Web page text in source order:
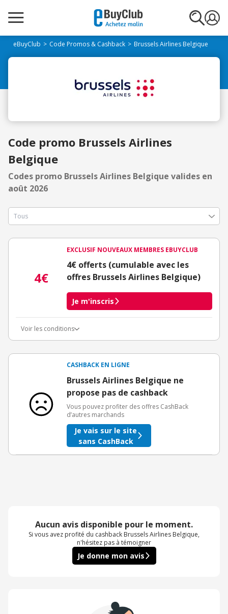
eBuyClub Code Promos & Cashback Brussels Airlines Belgique
Code promo Brussels Airlines
Belgique
Codes promo Brussels Airlines Belgique valides en
août 2026
4€
EXCLUSIF NOUVEAUX MEMBRES EBUYCLUB
4€ offerts (cumulable avec les
offres Brussels Airlines Belgique)
Je m'inscris
Voir les conditions
3€ de bienvenue crédités immédiatement + 1€ supplémentaire
Offre réservée à une toute première inscription chez eBuyClub.
CASHBACK EN LIGNE
Brussels Airlines Belgique ne
propose pas de cashback
Vous pouvez profiter des offres CashBack
d’autres marchands
Je vais sur le site
sans CashBack
Aucun avis disponible pour le moment.
Si vous avez profité du cashback Brussels Airlines Belgique,
n'hésitez pas à témoigner
Je donne mon avis